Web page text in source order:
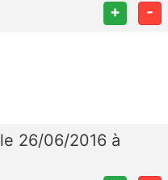
+ -
le 26/06/2016 à